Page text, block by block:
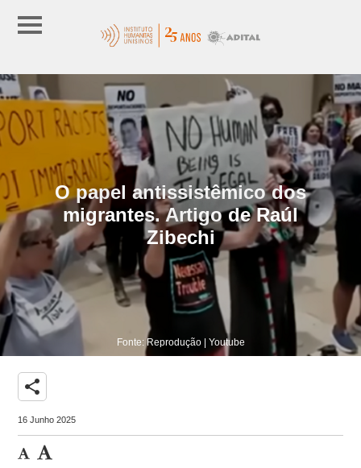
O papel antissistêmico dos
migrantes. Artigo de Raúl
Zibechi
Fonte: Reprodução | Youtube
share
16 Junho 2025